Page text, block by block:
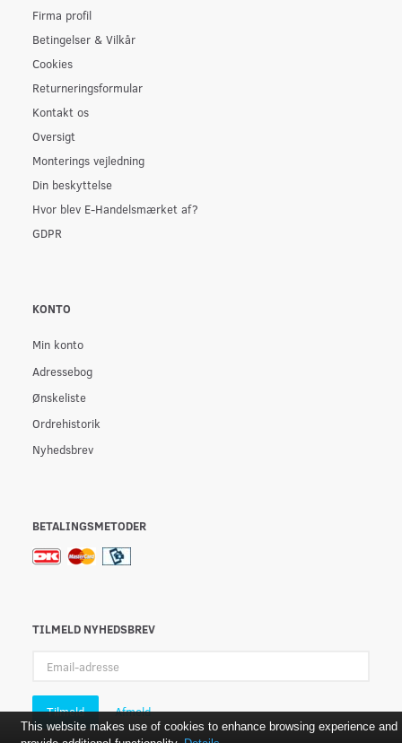
Firma profil
Betingelser & Vilkår
Cookies
Returneringsformular
Kontakt os
Oversigt
Monterings vejledning
Din beskyttelse
Hvor blev E-Handelsmærket af?
GDPR
KONTO
Min konto
Adressebog
Ønskeliste
Ordrehistorik
Nyhedsbrev
BETALINGSMETODER
TILMELD NYHEDSBREV
adresse
Tilmeld Afmeld
This website makes use of cookies to enhance browsing experience and